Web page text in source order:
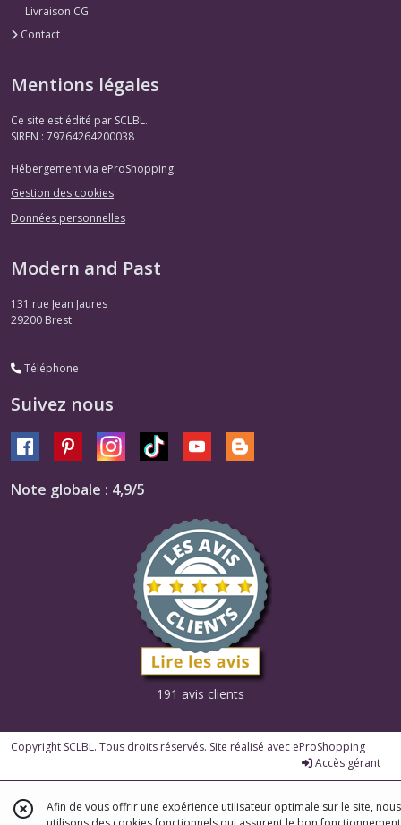
Livraison CG
Contact
Mentions légales
Ce site est édité par SCLBL.
SIREN : 79764264200038
Hébergement via eProShopping
Gestion des cookies
Données personnelles
Modern and Past
131 rue Jean Jaures
29200 Brest
Téléphone
Suivez nous
Note globale : 4,9/5
191 avis clients
Copyright SCLBL. Tous droits réservés. Site réalisé avec eProShopping
Accès gérant
Afin de vous offrir une expérience utilisateur optimale sur le site, nous